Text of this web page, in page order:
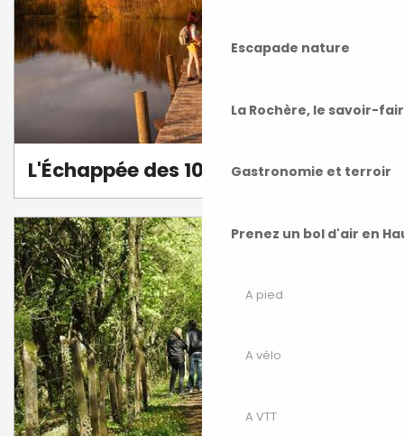
Escapade nature
La Rochère, le savoir-
Gastronomie et terroir
Prenez un bol d'air en
A pied
A vélo
A VTT
L'Échappée des 1000 étangs